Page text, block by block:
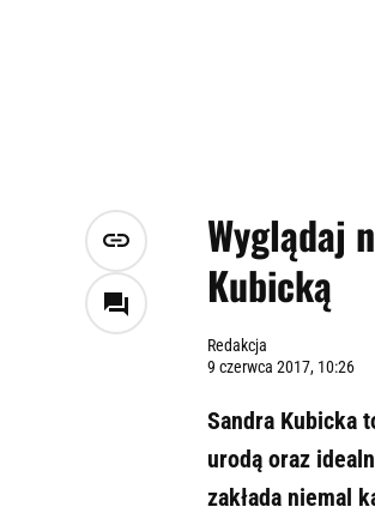
Wyglądaj
Kubicką
Redakcja
9 czerwca 2017, 10:26
Sandra Kubicka
urodą oraz
zakłada niemal